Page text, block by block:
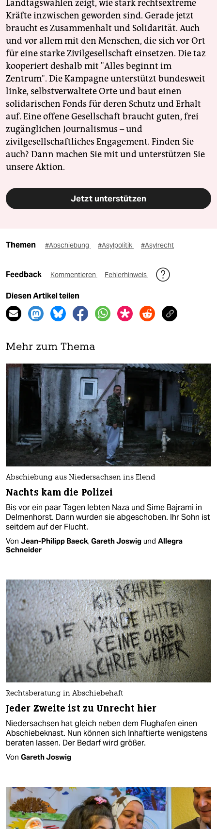
Landtagswahlen zeigt, wie stark rechtsextreme
Kräfte inzwischen geworden sind. Gerade jetzt
braucht es Zusammenhalt und Solidarität. Auch
und vor allem mit den Menschen, die sich vor Ort
für eine starke Zivilgesellschaft einsetzen. Die taz
kooperiert deshalb mit "Alles beginnt im
Zentrum". Die Kampagne unterstützt bundesweit
linke, selbstverwaltete Orte und baut einen
solidarischen Fonds für deren Schutz und Erhalt
auf. Eine offene Gesellschaft braucht guten, frei
zugänglichen Journalismus – und
zivilgesellschaftliches Engagement. Finden Sie
auch? Dann machen Sie mit und unterstützen Sie
unsere Aktion.
Jetzt unterstützen
Themen #Abschiebung #Asylpolitik #Asylrecht
Feedback Kommentieren Fehlerhinweis
Diesen Artikel teilen
Mehr zum Thema
Abschiebung aus Niedersachsen ins Elend
Nachts kam die Polizei
Bis vor ein paar Tagen lebten Naza und Sime Bajrami in
Delmenhorst. Dann wurden sie abgeschoben. Ihr Sohn ist
seitdem auf der Flucht.
Von Jean-Philipp Baeck,Gareth Joswig und Allegra
Schneider
Rechtsberatung in Abschiebehaft
Jeder Zweite ist zu Unrecht hier
Niedersachsen hat gleich neben dem Flughafen einen
Abschiebeknast. Nun können sich Inhaftierte wenigstens
beraten lassen. Der Bedarf wird größer.
Von Gareth Joswig